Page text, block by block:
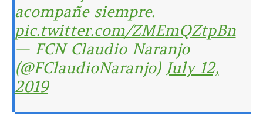
acompañe siempre.
pic.twitter.com/ZMEmQZtpBn
— FCN Claudio Naranjo
(@FClaudioNaranjo) July 12,
2019